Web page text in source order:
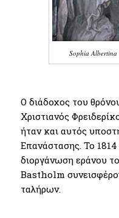
Sophia
Ο διάδοχος του
Χριστιανός
ήταν και αυτός
Επανάστασης. Το
διοργάνωση εράνου
Bastholm
ταλήρων.